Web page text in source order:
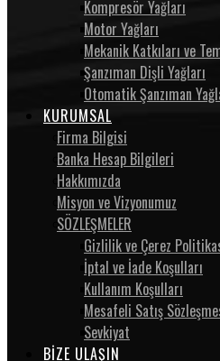
Kompresör Yağları
Motor Yağları
Mekanik Katkıları ve
Şanzıman Dişli Yağları
Otomatik Şanzıman
KURUMSAL
Firma Bilgisi
Banka Hesap Bilgileri
Hakkımızda
Misyon ve Vizyonumuz
SÖZLEŞMELER
Gizlilik ve Çerez
İptal ve İade Koşulları
Kullanım Koşulları
Mesafeli Satış
Sevkiyat
BİZE ULAŞIN